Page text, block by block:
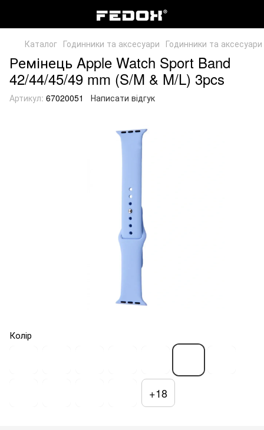
Каталог Годинники та аксесуари Годинники та
Ремінець Apple Watch Sport Band
42/44/45/49 mm (S/M & M/L) 3pcs
Артикул: 67020051 Написати відгук
Колір
+18